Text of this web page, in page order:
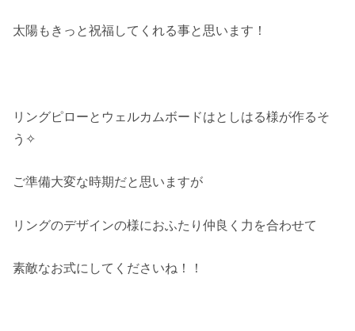
太陽もきっと祝福してくれる事と思います！
リングピローとウェルカムボードはとしはる様が作るそ
う✧
ご準備大変な時期だと思いますが
リングのデザインの様におふたり仲良く力を合わせて
素敵なお式にしてくださいね！！